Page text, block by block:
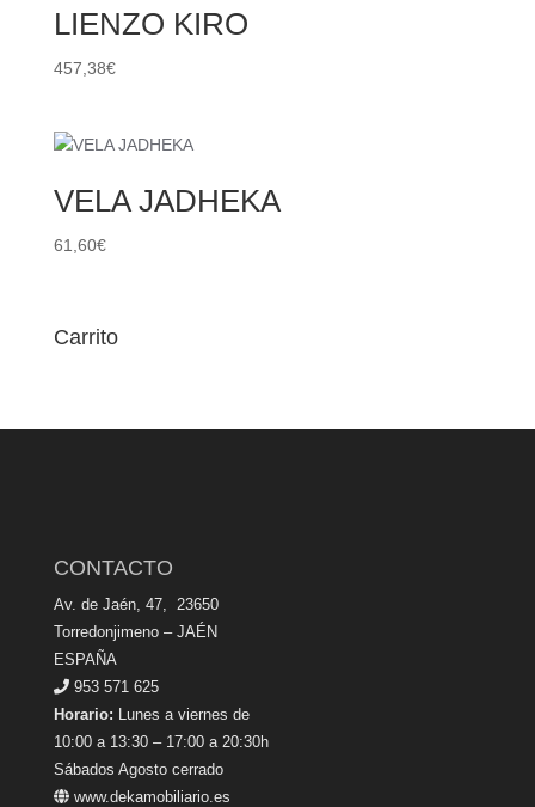
LIENZO KIRO
457,38€
VELA JADHEKA
61,60€
Carrito
CONTACTO
Av. de Jaén, 47, 23650
Torredonjimeno – JAÉN
ESPAÑA
953 571 625
Horario: Lunes a viernes de
10:00 a 13:30 – 17:00 a 20:30h
Sábados Agosto cerrado
www.dekamobiliario.es